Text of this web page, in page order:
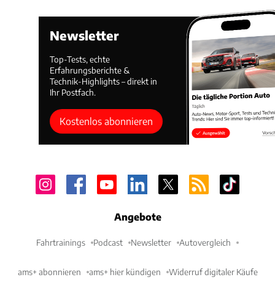
Newsletter
Top-Tests, echte
Erfahrungsberichte &
Technik-Highlights – direkt in
Ihr Postfach.
Kostenlos abonnieren
Angebote
Fahrtrainings Podcast Newsletter Autovergleich
ams+ abonnieren ams+ hier kündigen Widerruf digitaler Käufe